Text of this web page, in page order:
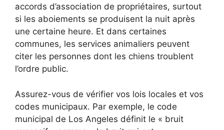
accords d’association de propriétaires, surtout
si les aboiements se produisent la nuit après
une certaine heure. Et dans certaines
communes, les services animaliers peuvent
citer les personnes dont les chiens troublent
l’ordre public.
Assurez-vous de vérifier vos lois locales et vos
codes municipaux. Par exemple, le code
municipal de Los Angeles définit le « bruit